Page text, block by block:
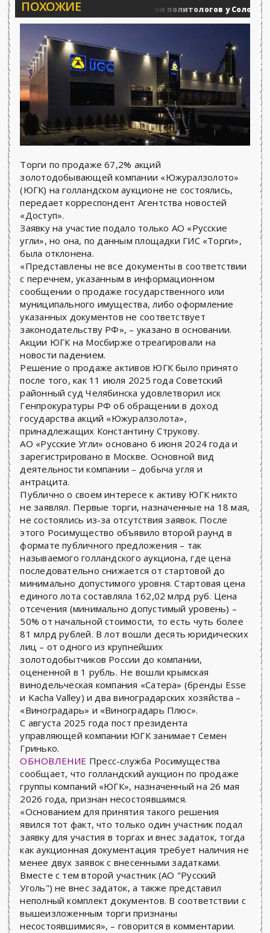
ПОХОЖИЕ
действия Вечерние баталии политологов у Соловьёва
Торги по продаже 67,2% акций
золотодобывающей компании «Южуралзолото»
(ЮГК) на голландском аукционе не состоялись,
передает корреспондент Агентства новостей
«Доступ».
Заявку на участие подало только АО «Русские
угли», но она, по данным площадки ГИС «Торги»,
была отклонена.
«Представлены не все документы в соответствии
с перечнем, указанным в информационном
сообщении о продаже государственного или
муниципального имущества, либо оформление
указанных документов не соответствует
законодательству РФ», – указано в основании.
Акции ЮГК на Мосбирже отреагировали на
новости падением.
Решение о продаже активов ЮГК было принято
после того, как 11 июля 2025 года Советский
районный суд Челябинска удовлетворил иск
Генпрокуратуры РФ об обращении в доход
государства акций «Южуралзолота»,
принадлежащих Константину Струкову.
АО «Русские Угли» основано 6 июня 2024 года и
зарегистрировано в Москве. Основной вид
деятельности компании – добыча угля и
антрацита.
Публично о своем интересе к активу ЮГК никто
не заявлял. Первые торги, назначенные на 18 мая,
не состоялись из-за отсутствия заявок. После
этого Росимущество объявило второй раунд в
формате публичного предложения – так
называемого голландского аукциона, где цена
последовательно снижается от стартовой до
минимально допустимого уровня. Стартовая цена
единого лота составляла 162,02 млрд руб. Цена
отсечения (минимально допустимый уровень) –
50% от начальной стоимости, то есть чуть более
81 млрд рублей. В лот вошли десять юридических
лиц – от одного из крупнейших
золотодобытчиков России до компании,
оцененной в 1 рубль. Не вошли крымская
винодельческая компания «Сатера» (бренды Esse
и Kacha Valley) и два виноградарских хозяйства –
«Виноградарь» и «Виноградарь Плюс».
С августа 2025 года пост президента
управляющей компании ЮГК занимает Семен
Гринько.
ОБНОВЛЕНИЕ Пресс-служба Росимущества
сообщает, что голландский аукцион по продаже
группы компаний «ЮГК», назначенный на 26 мая
2026 года, признан несостоявшимся.
«Основанием для принятия такого решения
явился тот факт, что только один участник подал
заявку для участия в торгах и внес задаток, тогда
как аукционная документация требует наличия не
менее двух заявок с внесенными задатками.
Вместе с тем второй участник (АО "Русский
Уголь") не внес задаток, а также представил
неполный комплект документов. В соответствии с
вышеизложенным торги признаны
несостоявшимися», – говорится в комментарии.